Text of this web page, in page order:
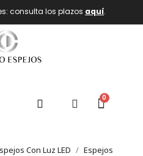
consulta los plazos aquí.
Con Luz LED
Espejos